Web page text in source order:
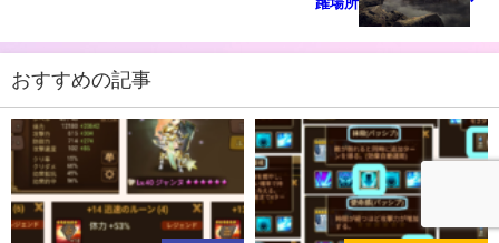
躍場所
おすすめの記事